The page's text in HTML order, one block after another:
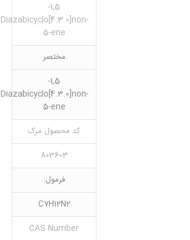
1,5-
Diazabicyclo[4.3.0]non-
5-ene
مختصر
1,5-
Diazabicyclo[4.3.0]non-
5-ene
کد محصول مرک
803603
فرمول:
C7H12N2
CAS Number